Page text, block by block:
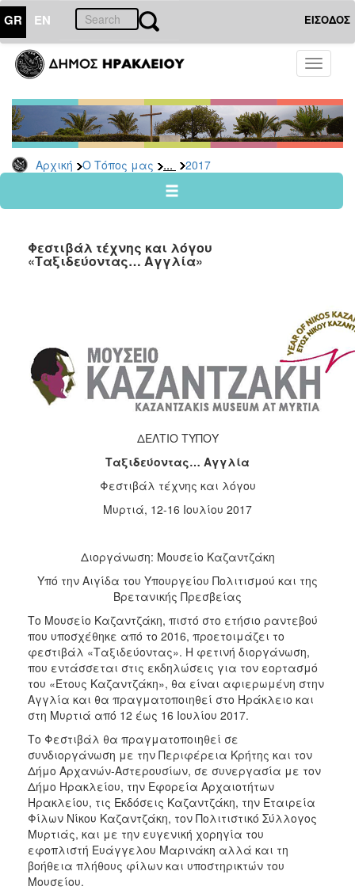
GR EN ΕΙΣΟΔΟΣ
Toggle
Αρχική Ο Τόπος μας ... 2017
ΤΟΠΟΣ
ΜΑΣ
Ανακοινώσεις
Αρχείο
2026
2024
2022
2018
2017
2016
ΑΝΘΕΚΤΙΚΗ
ΠΟΛΗ
Φεστιβάλ τέχνης και λόγου
«Ταξιδεύοντας… Αγγλία»
ΔΕΛΤΙΟ ΤΥΠΟΥ
Ταξιδεύοντας… Αγγλία
Φεστιβάλ τέχνης και λόγου
Μυρτιά, 12-16 Ιουλίου 2017
Διοργάνωση: Μουσείο Καζαντζάκη
Υπό την Αιγίδα του Υπουργείου Πολιτισμού και της
Βρετανικής Πρεσβείας
Το Μουσείο Καζαντζάκη, πιστό στο ετήσιο ραντεβού
που υποσχέθηκε από το 2016, προετοιμάζει το
φεστιβάλ «Ταξιδεύοντας». Η φετινή διοργάνωση,
που εντάσσεται στις εκδηλώσεις για τον εορτασμό
του «Έτους Καζαντζάκη», θα είναι αφιερωμένη στην
Αγγλία και θα πραγματοποιηθεί στο Ηράκλειο και
στη Μυρτιά από 12 έως 16 Ιουλίου 2017.
Το Φεστιβάλ θα πραγματοποιηθεί σε
συνδιοργάνωση με την Περιφέρεια Κρήτης και τον
Δήμο Αρχανών-Αστερουσίων, σε συνεργασία με τον
Δήμο Ηρακλείου, την Εφορεία Αρχαιοτήτων
Ηρακλείου, τις Εκδόσεις Καζαντζάκη, την Εταιρεία
Φίλων Νίκου Καζαντζάκη, τον Πολιτιστικό Σύλλογος
Μυρτιάς, και με την ευγενική χορηγία του
εφοπλιστή Ευάγγελου Μαρινάκη αλλά και τη
βοήθεια πλήθους φίλων και υποστηρικτών του
Μουσείου.